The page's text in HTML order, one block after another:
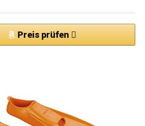
Preis prüfen